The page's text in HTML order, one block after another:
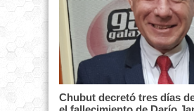
Chubut decretó tres días